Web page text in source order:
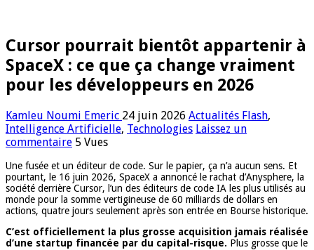
Cursor pourrait bientôt appartenir à
SpaceX : ce que ça change vraiment
pour les développeurs en 2026
Kamleu Noumi Emeric 24 juin 2026 Actualités Flash,
Intelligence Artificielle, Technologies Laissez un
commentaire 5 Vues
Une fusée et un éditeur de code. Sur le papier, ça n’a aucun sens. Et
pourtant, le 16 juin 2026, SpaceX a annoncé le rachat d’Anysphere, la
société derrière Cursor, l’un des éditeurs de code IA les plus utilisés au
monde pour la somme vertigineuse de 60 milliards de dollars en
actions, quatre jours seulement après son entrée en Bourse historique.
C’est officiellement la plus grosse acquisition jamais réalisée
d’une startup financée par du capital-risque. Plus grosse que le